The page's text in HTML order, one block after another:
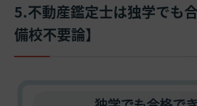
5.不動産鑑定士は独学でも
備校不要論】